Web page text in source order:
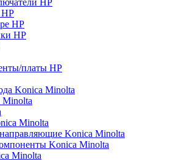
HP
HP
HP
платы HP
Konica Minolta
Minolta
Minolta
Konica Minolta
Konica Minolta
Minolta